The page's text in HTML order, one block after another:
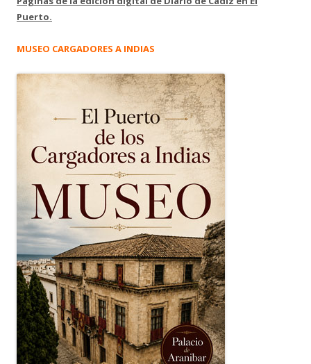
Puerto.
MUSEO CARGADORES A INDIAS